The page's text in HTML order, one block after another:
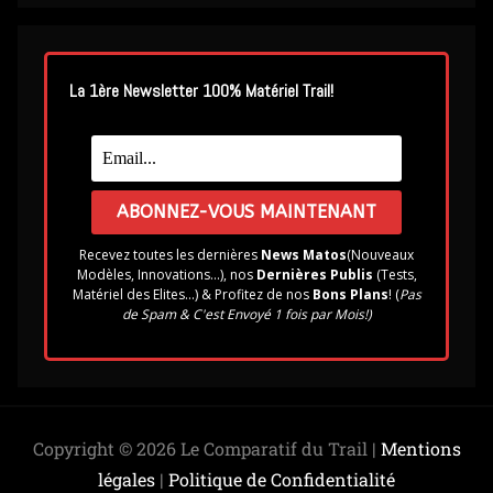
La 1ère Newsletter 100% Matériel Trail!
Recevez toutes les dernières News Matos(Nouveaux
Modèles, Innovations...), nosDernières Publis (Tests,
Matériel des Elites...) & Profitez de nosBons Plans! (Pas
de Spam & C'est Envoyé 1 fois par Mois!)
Copyright © 2026 Le Comparatif du Trail | Mentions
légales | Politique de Confidentialité